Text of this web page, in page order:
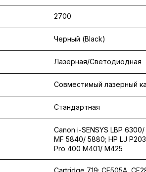
2700
Черный (Black)
Лазерная/Светодиодная
Совместимый лазерный
Стандартная
Canon i-SENSYS LBP
MF 5840/ 5880; HP LJ
Pro 400 M401/ M425
Cartridge 719; CE505A,